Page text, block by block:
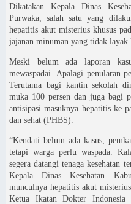
Dikatakan Kepala Dinas
Purwaka, salah satu yang
hepatitis akut misterius khusus
jajanan minuman yang tidak layak
Meski belum ada laporan
mewaspadai. Apalagi penularan
Terutama bagi kantin sekolah
muka 100 persen dan juga bagi
antisipasi masuknya hepatitis ke
dan sehat (PHBS).
“Kendati belum ada kasus,
tetapi warga perlu waspada.
segera datangi tenaga kesehatan
Kepala Dinas Kesehatan
munculnya hepatitis akut
Ketua Ikatan Dokter